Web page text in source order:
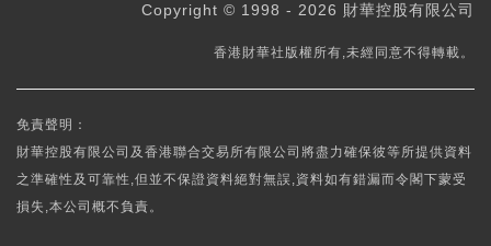
Copyright © 1998 - 2026 財華控股有限公司
香港財華社版權所有,未經同意不得轉載。
免責聲明：
財華控股有限公司及香港聯合交易所有限公司將盡力確保彼等所提供資料
之準確性及可靠性,但並不保證資料絕對無誤,資料如有錯漏而令閣下蒙受
損失,本公司概不負責。